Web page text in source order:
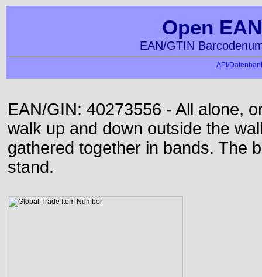
Open
EAN/GTIN
API/
EAN/GIN: 40273556 - All alone,
walk up and down outside the
gathered together in bands. The
stand.